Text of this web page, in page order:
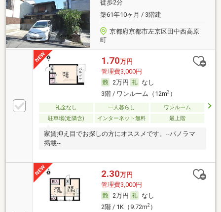
徒歩2分
築61年10ヶ月 / 3階建
京都府京都市左京区田中西高原
町
1.70万円
管理費3,000円
2万円
なし
3階 / ワンルーム（12m2）
礼金なし 一人暮らし
ワンルーム
駐車場(近隣含)
インターネット無料 最上階
家賃抑え目でお探しの方にオススメです。--パノラマ
掲載--
2.30万円
管理費3,000円
2万円
なし
2階 / 1K（9.72m2）